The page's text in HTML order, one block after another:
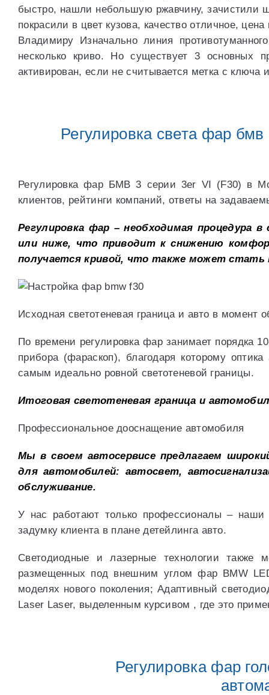
быстро, нашли небольшую ржавчину, зачистили
покрасили в цвет кузова, качество отличное,
Владимиру Изначально линия
несколько криво. Но существует 3 основных
активирован, если не считывается метка с ключа
Регулировка света фар
Регулировка фар БМВ 3 серии 3er VI (F30) в
клиентов, рейтинги компаний, ответы на
Регулировка фар – необходимая процедура
или ниже, что приводит к снижению
получается кривой, что также может стать
Исходная светотеневая граница и авто в момент
По времени регулировка фар занимает порядка
прибора (фараскоп), благодаря которому
самым идеально ровной светотеневой границы.
Итоговая светотеневая граница и
Профессиональное дооснащение автомобиля
Мы в своем автосервисе предлагаем
для автомобилей: автосвет,
обслуживание.
У нас работают только профессионалы – наши
задумку клиента в плане детейлинга авто.
Светодиодные и лазерные технологии
размещенных под внешним углом фар BMW
моделях нового поколения; Адаптивный
Laser Laser, выделенным курсивом , где это
Регулировка фар